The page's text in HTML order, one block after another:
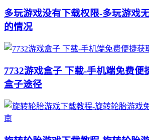
多玩游戏没有下载权限-多玩游戏
的情况
7732游戏盒子 下载-手机端免费便
盒子途径